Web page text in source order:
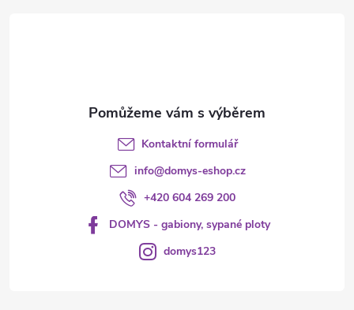
Kontaktní formulář
info@domys-eshop.cz
+420 604 269 200
DOMYS - gabiony, sypané ploty
domys123